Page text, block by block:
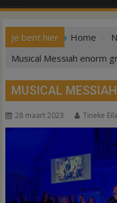
Je bent hier Home
Musical Messiah enorm
MUSICAL
28 maart 2023 Tineke